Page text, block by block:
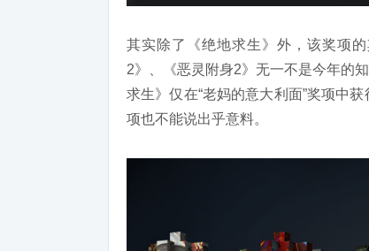
其实除了《绝地求生》外，该奖项
2》、《恶灵附身2》无一不是今年的
求生》仅在“老妈的意大利面”奖项中
项也不能说出乎意料。